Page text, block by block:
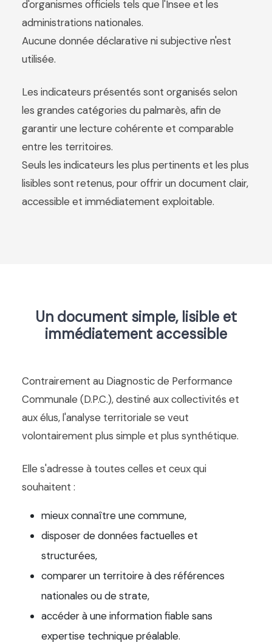
d'organismes officiels tels que l'Insee et les
administrations nationales.
Aucune donnée déclarative ni subjective n'est
utilisée.
Les indicateurs présentés sont organisés selon
les grandes catégories du palmarès, afin de
garantir une lecture cohérente et comparable
entre les territoires.
Seuls les indicateurs les plus pertinents et les plus
lisibles sont retenus, pour offrir un document clair,
accessible et immédiatement exploitable.
Un document simple, lisible et
immédiatement accessible
Contrairement au Diagnostic de Performance
Communale (D.P.C.), destiné aux collectivités et
aux élus, l'analyse territoriale se veut
volontairement plus simple et plus synthétique.
Elle s'adresse à toutes celles et ceux qui
souhaitent :
mieux connaître une commune,
disposer de données factuelles et
structurées,
comparer un territoire à des références
nationales ou de strate,
accéder à une information fiable sans
expertise technique préalable.